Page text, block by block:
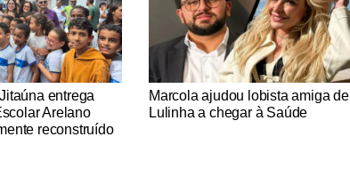
entrega
Arelano
reconstruído
Notícias Católicas
Marcola ajudou lobista amiga de
Lulinha a chegar à Saúde